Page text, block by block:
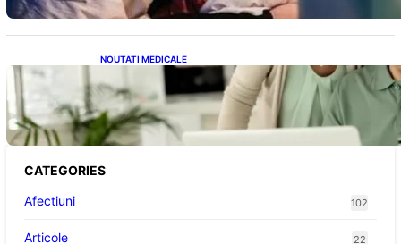
NOUTATI MEDICALE
Sprijin financiar pentru pensionari: Ce
înseamnă ajutoarele de până la 500 de lei în
2026
CATEGORIES
Afectiuni
102
Articole 22